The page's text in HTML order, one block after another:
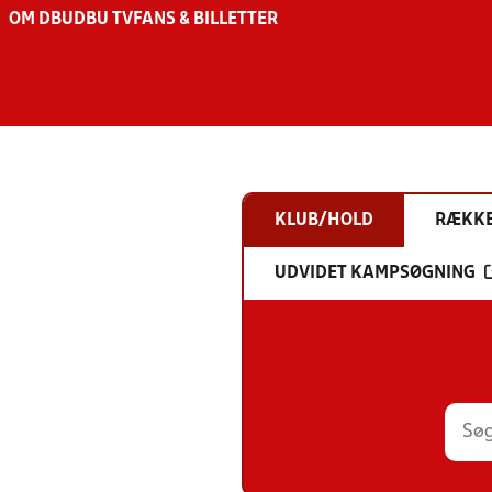
OM DBU DBU TV FANS & BILLETTER
KLUB/HOLD
UDVIDET KAMPSØGNING